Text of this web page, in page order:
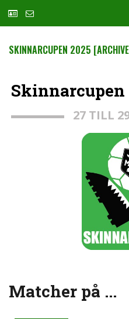
SKINNARCUPEN 2025
Skinnarcupen
27 TILL
Matcher på ...